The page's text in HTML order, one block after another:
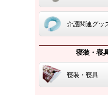
介護関連グッ
寝装・寝
寝装・寝具